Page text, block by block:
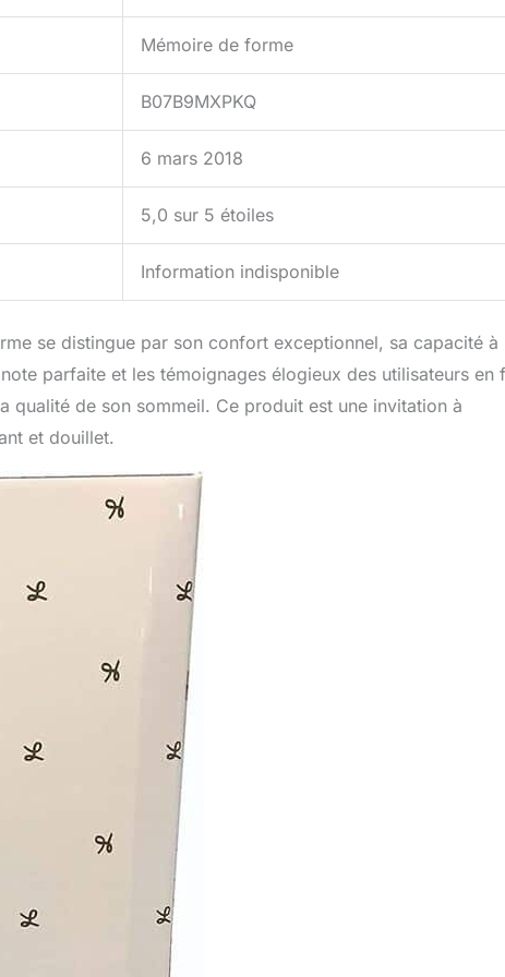
Mémoire de forme
B07B9MXPKQ
6 mars 2018
5,0 sur 5 étoiles
Information indisponible
se distingue par son confort exceptionnel, sa capacité à
parfaite et les témoignages élogieux des utilisateurs en
de son sommeil. Ce produit est une invitation à
et douillet.